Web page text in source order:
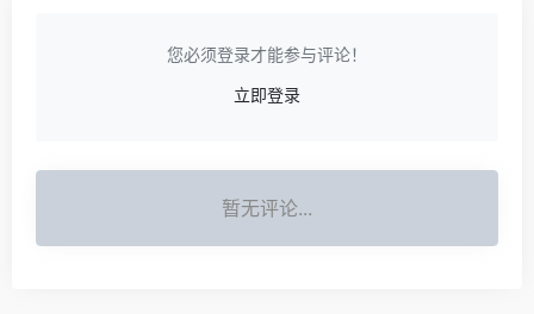
您必须登录才能参与评论！
立即登录
暂无评论...